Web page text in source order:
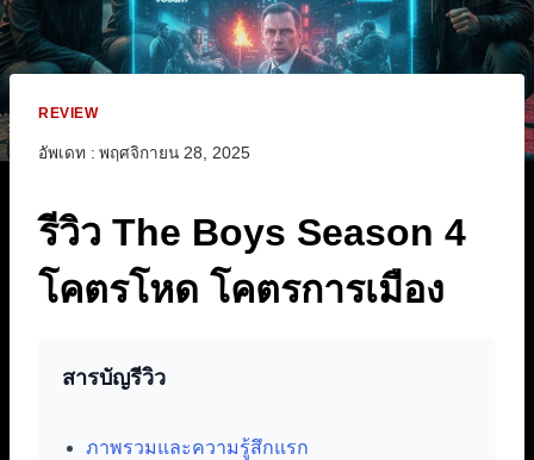
REVIEW
อัพเดท : พฤศจิกายน 28, 2025
รีวิว The Boys Season 4
โคตรโหด โคตรการเมือง
สารบัญรีวิว
ภาพรวมและความรู้สึกแรก